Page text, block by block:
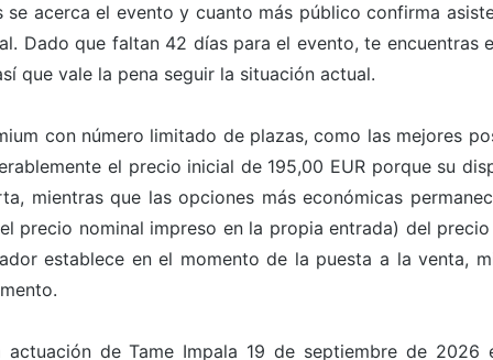
acerca el evento y cuanto más público confirma
Dado que faltan 42 días para el evento, te encuentras
que vale la pena seguir la situación actual.
con número limitado de plazas, como las mejores
el precio inicial de 195,00 EUR porque su
mientras que las opciones más económicas
precio nominal impreso en la propia entrada) del
establece en el momento de la puesta a la venta,
de Tame Impala 19 de septiembre de 2026